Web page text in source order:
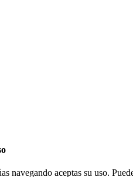
aceptas su uso.